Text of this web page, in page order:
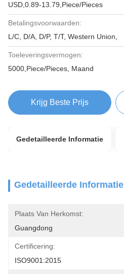
USD,0.89-13.79,Piece/Pieces
Betalingsvoorwaarden:
L/C, D/A, D/P, T/T, Western Union,
Toeleveringsvermogen:
5000,Piece/Pieces, Maand
Krijg Beste Prijs
Gedetailleerde Informatie
Gedetailleerde Informatie
Plaats Van Herkomst:
Guangdong
Certificering:
ISO9001:2015